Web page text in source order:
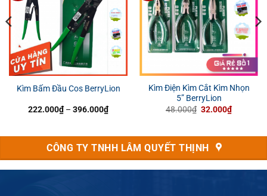
Kìm Bấm Đầu Cos BerryLion
222.000₫ – 396.000₫Khoảng
giá:
đến
396.000₫
Kìm Điện Kìm Cắt Kìm Nhọn
5” BerryLion
48.000₫ Giá
32.000₫Giá
hiện
32.000₫.
CÔNG TY TNHH LÂM QUYẾT THỊNH